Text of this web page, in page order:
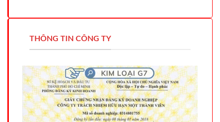
THÔNG TIN CÔNG TY